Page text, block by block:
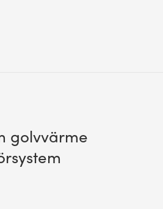
golvvärme